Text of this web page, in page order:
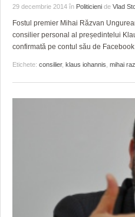
29 decembrie 2014 în Politicieni de Vlad
Fostul premier Mihai Răzvan
consilier personal al președintelui
confirmată pe contul său de
Etichete: consilier, klaus iohannis mihai